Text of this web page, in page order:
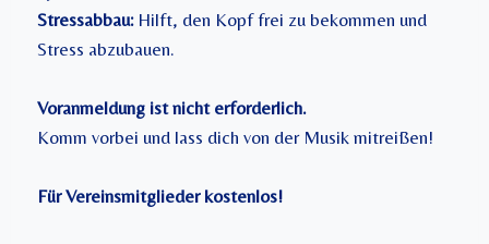
Stressabbau:Hilft, den Kopf frei zu bekommen und
Stress abzubauen.
Voranmeldung ist nicht erforderlich.
Komm vorbei und lass dich von der Musik mitreißen!
Für Vereinsmitglieder kostenlos!